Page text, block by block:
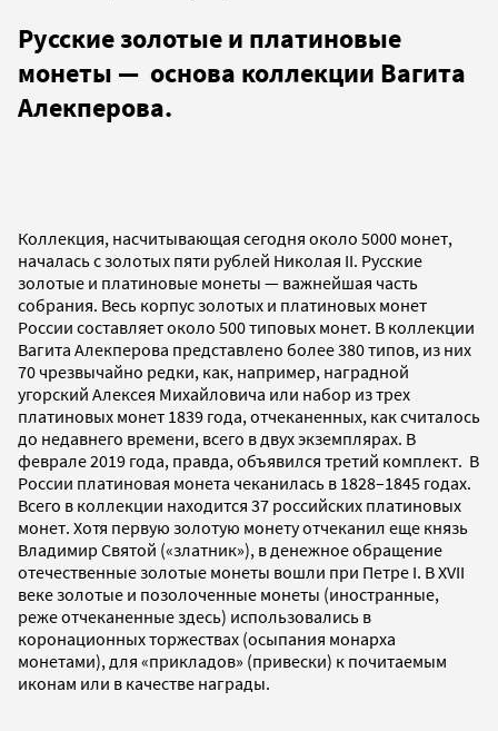
Русские золотые и платиновые
монеты — основа коллекции Вагита
Алекперова.
Коллекция, насчитывающая сегодня около 5000 монет,
началась с золотых пяти рублей Николая II. Русские
золотые и платиновые монеты — важнейшая часть
собрания. Весь корпус золотых и платиновых монет
России составляет около 500 типовых монет. В коллекции
Вагита Алекперова представлено более 380 типов, из них
70 чрезвычайно редки, как, например, наградной
угорский Алексея Михайловича или набор из трех
платиновых монет 1839 года, отчеканенных, как считалось
до недавнего времени, всего в двух экземплярах. В
феврале 2019 года, правда, объявился третий комплект. В
России платиновая монета чеканилась в 1828–1845 годах.
Всего в коллекции находится 37 российских платиновых
монет. Хотя первую золотую монету отчеканил еще князь
Владимир Святой («златник»), в денежное обращение
отечественные золотые монеты вошли при Петре I. В XVII
веке золотые и позолоченные монеты (иностранные,
реже отчеканенные здесь) использовались в
коронационных торжествах (осыпания монарха
монетами), для «прикладов» (привески) к почитаемым
иконам или в качестве награды.